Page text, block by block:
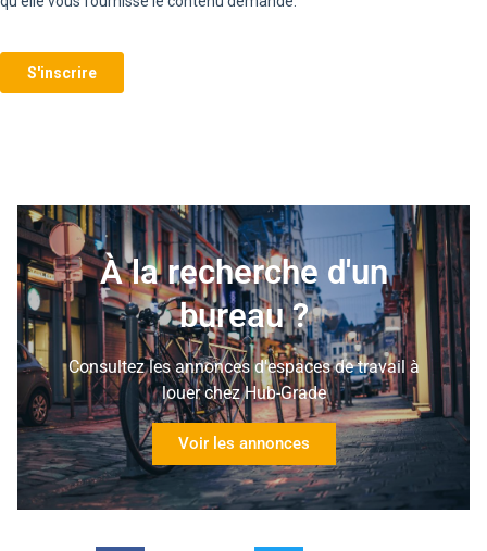
À la recherche d'un
bureau ?
Consultez les annonces d'espaces de travail à
louer chez Hub-Grade
Voir les annonces